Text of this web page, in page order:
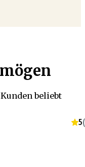
beliebt
5(